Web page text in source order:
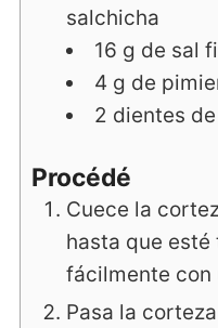
salchicha
16 g de sal
4 g de
2 dientes
Procédé
Cuece la
hasta que
fácilmente con
Pasa la